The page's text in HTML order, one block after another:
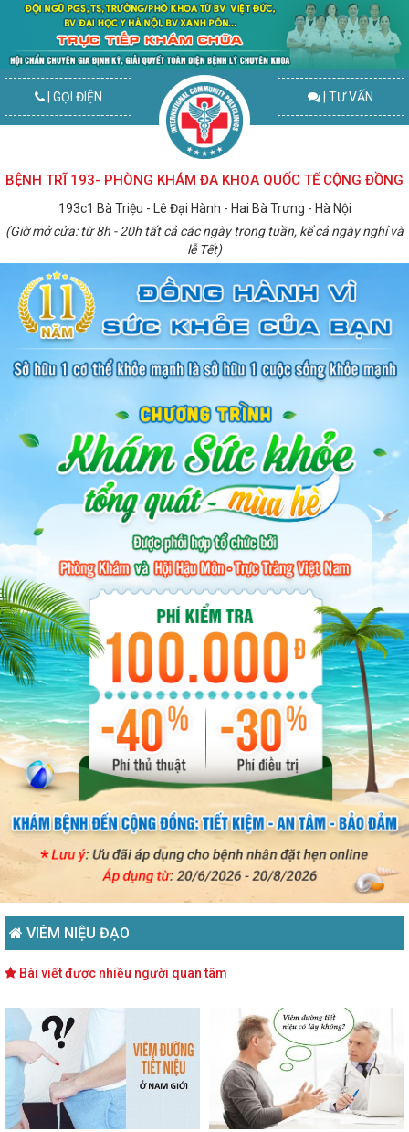
| GỌI ĐIỆN | TƯ VẤN
BỆNH TRĨ 193- PHÒNG KHÁM ĐA KHOA QUỐC TẾ CỘNG ĐỒNG
193c1 Bà Triệu - Lê Đại Hành - Hai Bà Trưng - Hà Nội
(Giờ mở cửa: từ 8h - 20h tất cả các ngày trong tuần, kể cả ngày nghỉ và
lễ Tết)
VIÊM NIỆU ĐẠO
Bài viết được nhiều người quan tâm